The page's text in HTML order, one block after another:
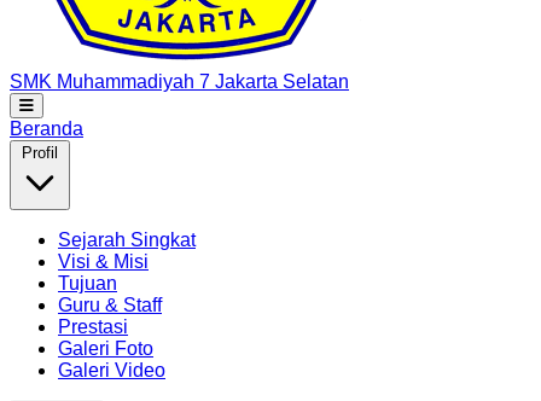
SMK Muhammadiyah 7 Jakarta Selatan
Beranda
Sejarah Singkat
Visi & Misi
Tujuan
Guru & Staff
Prestasi
Galeri Foto
Galeri Video